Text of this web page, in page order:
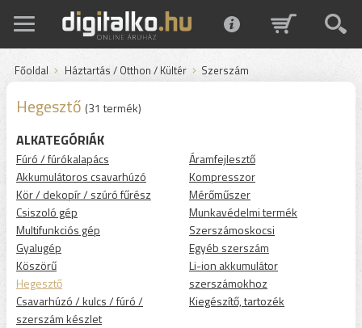
Főoldal Háztartás / Otthon / Kültér Szerszám
Hegesztő (31 termék)
ALKATEGÓRIÁK
Fúró / fúrókalapács
Akkumulátoros csavarhúzó
Kör / dekopír / szúró fűrész
Csiszoló gép
Multifunkciós gép
Gyalugép
Köszörű
Hegesztő
Csavarhúzó / kulcs / fúró /
szerszám készlet
Áramfejlesztő
Kompresszor
Mérőműszer
Munkavédelmi termék
Szerszámoskocsi
Egyéb szerszám
Li-ion akkumulátor
szerszámokhoz
Kiegészítő, tartozék